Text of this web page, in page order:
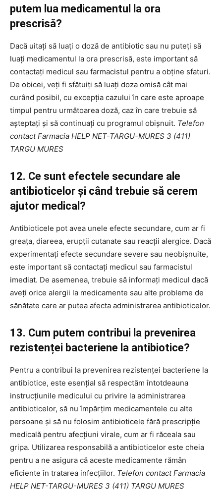
putem lua medicamentul la ora
prescrisă?
Dacă uitați să luați o doză de antibiotic sau nu puteți să
luați medicamentul la ora prescrisă, este important să
contactați medicul sau farmacistul pentru a obține sfaturi.
De obicei, veți fi sfătuiți să luați doza omisă cât mai
curând posibil, cu excepția cazului în care este aproape
timpul pentru următoarea doză, caz în care trebuie să
așteptați și să continuați cu programul obișnuit. Telefon
contact Farmacia HELP NET-TARGU-MURES 3 (411)
TARGU MURES
12. Ce sunt efectele secundare ale
antibioticelor și când trebuie să cerem
ajutor medical?
Antibioticele pot avea unele efecte secundare, cum ar fi
greața, diareea, erupții cutanate sau reacții alergice. Dacă
experimentați efecte secundare severe sau neobișnuite,
este important să contactați medicul sau farmacistul
imediat. De asemenea, trebuie să informați medicul dacă
aveți orice alergii la medicamente sau alte probleme de
sănătate care ar putea afecta administrarea antibioticelor.
13. Cum putem contribui la prevenirea
rezistenței bacteriene la antibiotice?
Pentru a contribui la prevenirea rezistenței bacteriene la
antibiotice, este esențial să respectăm întotdeauna
instrucțiunile medicului cu privire la administrarea
antibioticelor, să nu împărțim medicamentele cu alte
persoane și să nu folosim antibioticele fără prescripție
medicală pentru afecțiuni virale, cum ar fi răceala sau
gripa. Utilizarea responsabilă a antibioticelor este cheia
pentru a ne asigura că aceste medicamente rămân
eficiente în tratarea infecțiilor. Telefon contact Farmacia
HELP NET-TARGU-MURES 3 (411) TARGU MURES